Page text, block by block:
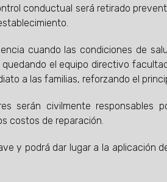
conductual será retirado
cuando las condiciones de
el equipo directivo
a las familias, reforzando el
serán civilmente responsables
costos de reparación.
y podrá dar lugar a la aplicación